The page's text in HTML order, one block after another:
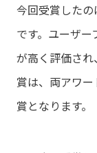
今回受賞したの
です。ユーザ
が高く評価さ
賞は、両アワ
賞となります。